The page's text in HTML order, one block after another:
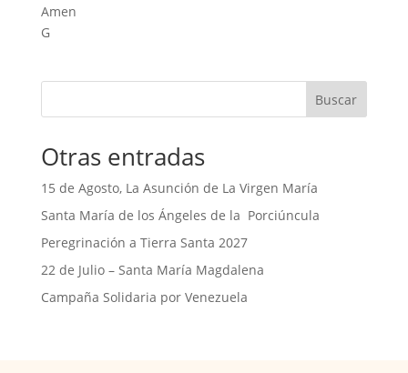
Amen
G
Buscar
Otras entradas
15 de Agosto, La Asunción de La Virgen María
Santa María de los Ángeles de la Porciúncula
Peregrinación a Tierra Santa 2027
22 de Julio – Santa María Magdalena
Campaña Solidaria por Venezuela